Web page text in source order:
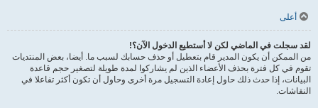
أعلى
لقد سجلت في الماضي لكن لا أستطيع الدخول الآن؟!
من الممكن أن يكون المدير قام بتعطيل أو حذف حسابك لسبب ما. أيضا، بعض المنتديات
تقوم في كل فترة بحذف الأعضاء الذين لم يشاركوا لمدة طويلة لتصغير حجم قاعدة
البيانات، إذا حدث ذلك حاول إعادة التسجيل مرة أخرى وحاول أن تكون أكثر تفاعلا في
النقاشات.